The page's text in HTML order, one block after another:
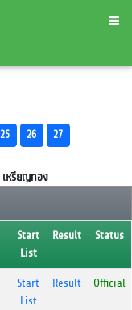
25 26 27
เหรียญทอง
Start
List
Result Status
Start
List
Result Official